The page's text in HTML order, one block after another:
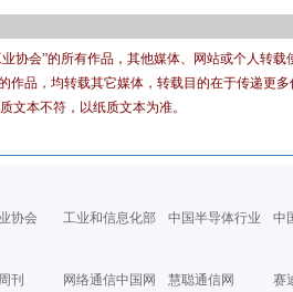
协会”的所有作品，其他媒体、网站或个人转
作品，均转载其它媒体，转载目的在于传递更
文本不符，以纸质文本为准。
协会 工业和信息化部 中国半导体行业 中
刊 网络通信中国网 慧聪通信网 赛